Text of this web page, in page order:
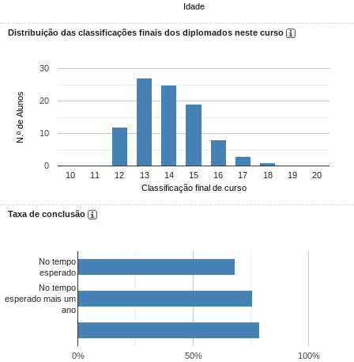
Idade
Distribuição das classificações finais dos diplomados neste curso
10 11 12 13 14 15 16 17 18 19 20
0
10
20
30
Classificação final de curso
N.º de Alunos
Taxa de conclusão
0% 50% 100%
No tempo
esperado
No tempo
esperado mais um
ano